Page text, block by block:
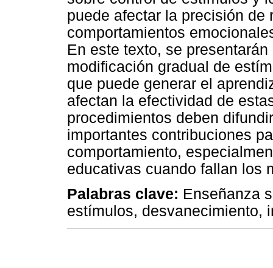
puede afectar la precisión de
comportamientos
En este texto, se
modificación gradual de
que puede generar el
afectan la efectividad de
procedimientos deben
importantes contribuciones
comportamiento,
educativas cuando fallan los
Palabras clave: Enseñanza
estímulos, desvanecimiento,